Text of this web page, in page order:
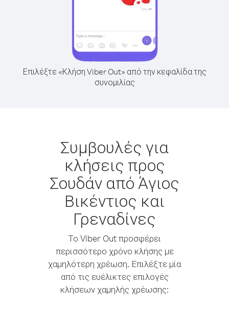
Επιλέξτε «Κλήση Viber Out» από την κεφαλίδα της
συνομιλίας
Συμβουλές για
κλήσεις προς
Σουδάν από Άγιος
Βικέντιος και
Γρεναδίνες
Το Viber Out προσφέρει
περισσότερο χρόνο κλήσης με
χαμηλότερη χρέωση. Επιλέξτε μία
από τις ευέλικτες επιλογές
κλήσεων χαμηλής χρέωσης: